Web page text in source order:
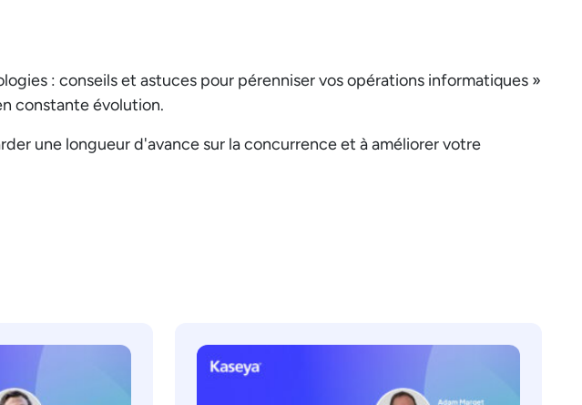
: conseils et astuces pour pérenniser vos opérations informatiques »
constante évolution.
une longueur d'avance sur la concurrence et à améliorer votre